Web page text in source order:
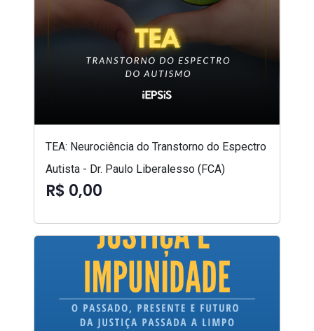
TEA: Neurociência do Transtorno do Espectro
Autista - Dr. Paulo Liberalesso (FCA)
R$ 0,00